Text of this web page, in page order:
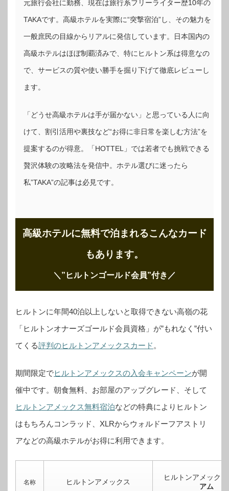
元旅行会社に勤務、現在は旅行系フリーライター歴10年の
TAKAです。高級ホテルを実際に“突撃宿泊”し、その魅力を
一般庶民の目線からリアルに発信しています。日本国内の
高級ホテルはほぼ制覇済みで、特にヒルトン系は得意なの
で、サービスの質や使い勝手を掘り下げて徹底レビューし
ます。
「どうせ高級ホテルは手が届かない」と思っている人に向
けて、割引活用や裏技など“お得に非日常を楽しむ方法”を
提案するのが得意。「HOTTEL」では若者でも挑戦できる
贅沢体験の攻略法を発信中。ホテル選びに迷ったら
私”TAKA”の記事は必見です。
高級ホテルに無料で泊まれるこんなカード
もあります。
＼”ヒルトンゴールド会員”付き ／
ヒルトンに年間40泊以上しないと取得できない高嶺の花
「ヒルトンオナーズゴールド会員資格」が”もれなく”付い
てくる評判のヒルトンアメックスカード 。
期間限定でヒルトンアメックスの入会キャンペーンが開
催中です。 朝食無料、お部屋のアップグレード、そして
ヒルトンアメックス無料宿泊などの特典によりヒルトン
はもちろんコンラッド、XLRからウォルドーフアストリ
アなどの高級ホテルがお得に利用できます。
名称 ヒルトンアメックス
ヒルトンアメックス
アム